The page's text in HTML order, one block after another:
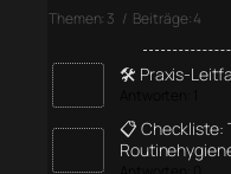
Themen: 3 / Beiträge: 4
🛠️ Praxis-
📋 Checkliste: